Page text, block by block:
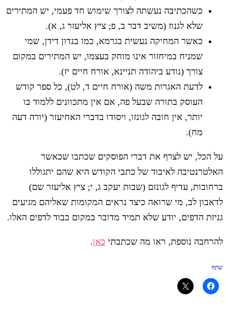
כשהכתיבה נעשתה לצורך שימוש חד פעמי, יש המתירים
שלא לגנוז (משיב דבר ב, פ; ציץ אליעזר ג, א).
כאשר המחיקה נעשית בגרמא, כמו בנדון דידן, שמי
שמניח במיחזור אינו מוחק בעצמו, יש המתירים במקום
צורך (נודע ביהודה תניינא, אורח חיים יז).
לדעת האגרות משה (אורח חיים ד, לט), כל ספר קודש
העוסק בתורה שבעל פה, אם אין מתכוונים ללמוד בו
יותר, אין חובה לגונזו, ויסודו בדברי האחיעזר (יורה דעה
מח).
על הכל, יש לצרף את דברי הפוסקים שכתבו שכאשר
האלטרנטיבה לאיבוד של כתבי הקודש היא שהם יתגוללו
ברחובות, עדיף לגונזם (שבות יעקב ג, י; ציץ אליעזר שם)
לדאבון לב, מי שרואה כיצד נראים המקומות שאליהם מגיעים
גניזת הדפים, יודע שלא תמיד מדובר במקום כבוד לדפים האלו.
להרחבה נוספת, ראו מה שכתבתי כאן.
שתף